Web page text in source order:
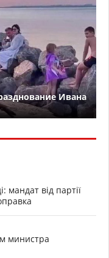
Ивана
мандат від партії
министра